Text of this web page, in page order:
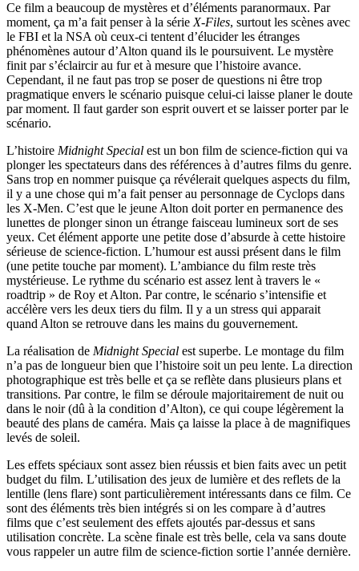
Ce film a beaucoup de mystères et d’éléments paranormaux. Par
moment, ça m’a fait penser à la série X-Files, surtout les scènes avec
le FBI et la NSA où ceux-ci tentent d’élucider les étranges
phénomènes autour d’Alton quand ils le poursuivent. Le mystère
finit par s’éclaircir au fur et à mesure que l’histoire avance.
Cependant, il ne faut pas trop se poser de questions ni être trop
pragmatique envers le scénario puisque celui-ci laisse planer le doute
par moment. Il faut garder son esprit ouvert et se laisser porter par le
scénario.
L’histoire Midnight Special est un bon film de science-fiction qui va
plonger les spectateurs dans des références à d’autres films du genre.
Sans trop en nommer puisque ça révélerait quelques aspects du film,
il y a une chose qui m’a fait penser au personnage de Cyclops dans
les X-Men. C’est que le jeune Alton doit porter en permanence des
lunettes de plonger sinon un étrange faisceau lumineux sort de ses
yeux. Cet élément apporte une petite dose d’absurde à cette histoire
sérieuse de science-fiction. L’humour est aussi présent dans le film
(une petite touche par moment). L’ambiance du film reste très
mystérieuse. Le rythme du scénario est assez lent à travers le «
roadtrip » de Roy et Alton. Par contre, le scénario s’intensifie et
accélère vers les deux tiers du film. Il y a un stress qui apparait
quand Alton se retrouve dans les mains du gouvernement.
La réalisation de Midnight Special est superbe. Le montage du film
n’a pas de longueur bien que l’histoire soit un peu lente. La direction
photographique est très belle et ça se reflète dans plusieurs plans et
transitions. Par contre, le film se déroule majoritairement de nuit ou
dans le noir (dû à la condition d’Alton), ce qui coupe légèrement la
beauté des plans de caméra. Mais ça laisse la place à de magnifiques
levés de soleil.
Les effets spéciaux sont assez bien réussis et bien faits avec un petit
budget du film. L’utilisation des jeux de lumière et des reflets de la
lentille (lens flare) sont particulièrement intéressants dans ce film. Ce
sont des éléments très bien intégrés si on les compare à d’autres
films que c’est seulement des effets ajoutés par-dessus et sans
utilisation concrète. La scène finale est très belle, cela va sans doute
vous rappeler un autre film de science-fiction sortie l’année dernière.